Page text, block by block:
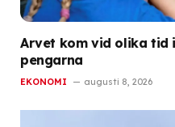
Arvet kom vid olika tid
pengarna
EKONOMI augusti 8, 2026